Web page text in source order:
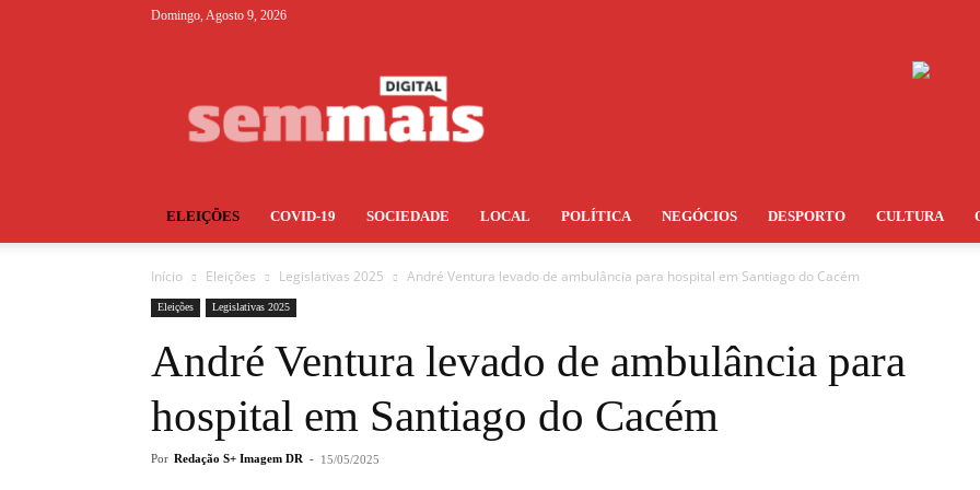
Domingo, Agosto 9, 2026
ELEIÇÕES COVID-19 SOCIEDADE LOCAL POLÍTICA NEGÓCIOS DESPORTO CULTURA
Início Eleições Legislativas 2025 André Ventura levado de ambulância para hospital em Santiago do Cacém
Eleições Legislativas 2025
André Ventura levado de ambulância para
hospital em Santiago do Cacém
Por Redação S+ Imagem DR - 15/05/2025